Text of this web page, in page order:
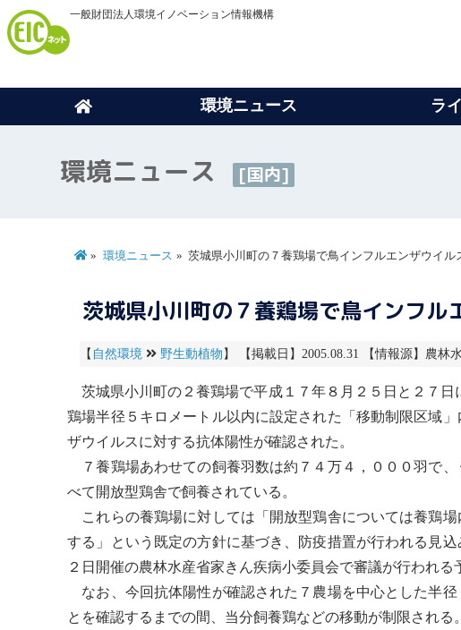
一般財団法人環境イノベーション情報機構
環境ニュース ラ
環境ニュース [国内]
環境ニュース 茨城県小川町の７養鶏場で鳥インフルエンザウイル
茨城県小川町の７養鶏場で鳥インフ
【 自然環境 野生動植物 】 【掲載日】2005.08.31 【情報源】農林
茨城県小川町の２養鶏場で平成１７年８月２５日と２７日
鶏場半径５キロメートル以内に設定された「移動制限区域
ザウイルスに対する抗体陽性が確認された。
７養鶏場あわせての飼養羽数は約７４万４，０００羽で
べて開放型鶏舎で飼養されている。
これらの養鶏場に対しては「開放型鶏舎については養鶏
する」という既定の方針に基づき、防疫措置が行われる見
２日開催の農林水産省家きん疾病小委員会で審議が行われる
なお、今回抗体陽性が確認された７農場を中心とした半
とを確認するまでの間、当分飼養鶏などの移動が制限される。